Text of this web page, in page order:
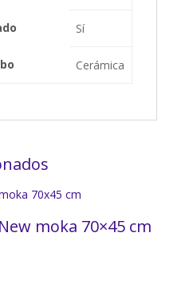
Sí
Cerámica
moka 70×45 cm